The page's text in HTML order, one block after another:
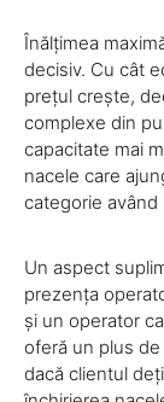
Înălțimea
decisiv. Cu cât
prețul crește,
complexe din
capacitate mai
nacele care
categorie
Un aspect
prezența
și un operator
oferă un plus
dacă clientul